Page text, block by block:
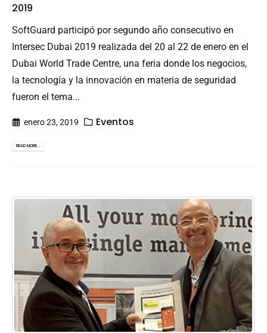
2019
SoftGuard participó por segundo año consecutivo en
Intersec Dubai 2019 realizada del 20 al 22 de enero en el
Dubai World Trade Centre, una feria donde los negocios,
la tecnología y la innovación en materia de seguridad
fueron el tema...
enero 23, 2019 Eventos
READ MORE...